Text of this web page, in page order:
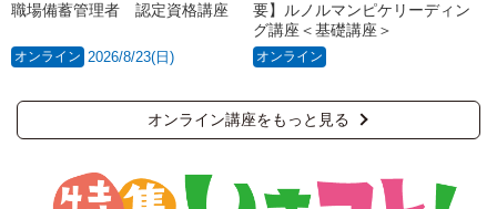
職場備蓄管理者 認定資格講座
オンライン 2026/8/23(日)
要】ルノルマンピケリーディン
グ講座＜基礎講座＞
オンライン
オンライン講座をもっと見る